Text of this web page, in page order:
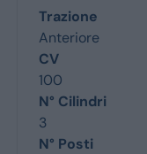
Trazione
Anteriore
CV
100
N° Cilindri
3
N° Posti